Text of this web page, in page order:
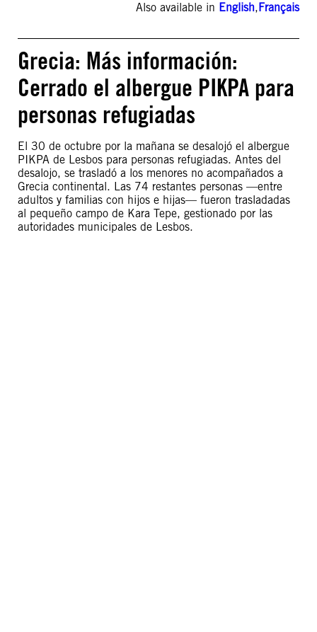
Also available in English,Français
Grecia: Más información:
Cerrado el albergue PIKPA para
personas refugiadas
El 30 de octubre por la mañana se desalojó el albergue
PIKPA de Lesbos para personas refugiadas. Antes del
desalojo, se trasladó a los menores no acompañados a
Grecia continental. Las 74 restantes personas —entre
adultos y familias con hijos e hijas— fueron trasladadas
al pequeño campo de Kara Tepe, gestionado por las
autoridades municipales de Lesbos.